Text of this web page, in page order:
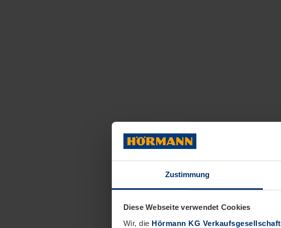
Zustimmung
Diese Webseite verwendet Cookies
Wir, die Hörmann KG Verkaufsgesellschaft